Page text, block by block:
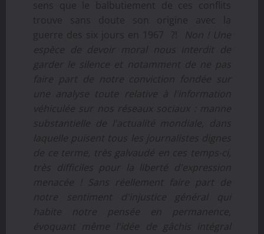
sens que le balbutiement de ces conflits
trouve sans doute son origine avec la
guerre des six jours en 1967 ?! Non ! Une
espèce de devoir moral nous interdit de
garder le silence et notamment de ne pas
faire part de notre conviction fondée sur
une analyse toute relative à l'information
véhiculée sur nos réseaux sociaux : manne
substantielle de l'actualité mondiale, dans
laquelle puisent tous les journalistes dignes
de ce terme, très galvaudé en ces temps-ci,
très difficiles pour la liberté d'expression
menacée ! Sans réellement faire part de
notre sentiment d'injustice général qui
habite notre pensée en permanence,
évoquant même l'idée de gâchis intégral